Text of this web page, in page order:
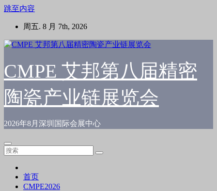
跳至内容
周五. 8 月 7th, 2026
CMPE 艾邦第八届精密
陶瓷产业链展览会
2026年8月深圳国际会展中心
首页
CMPE2026